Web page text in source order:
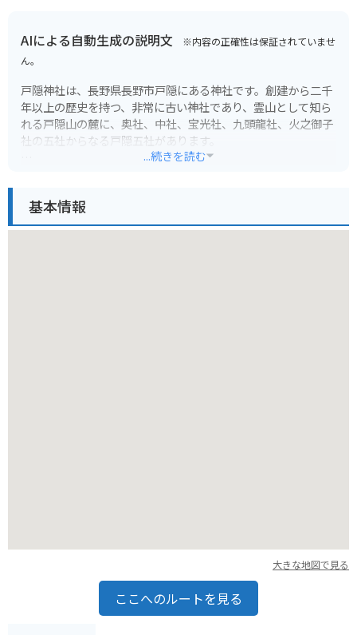
AIによる自動生成の説明文 ※内容の正確性は保証されていませ
ん。
戸隠神社は、長野県長野市戸隠にある神社です。創建から二千
年以上の歴史を持つ、非常に古い神社であり、霊山として知ら
れる戸隠山の麓に、奥社、中社、宝光社、九頭龍社、火之御子
社の五社からなる戸隠五社があります。
年の巨木が立ち並び、神秘的な雰囲気が漂います。
...続きを読む
基本情報
大きな地図で見る
ここへのルートを見る